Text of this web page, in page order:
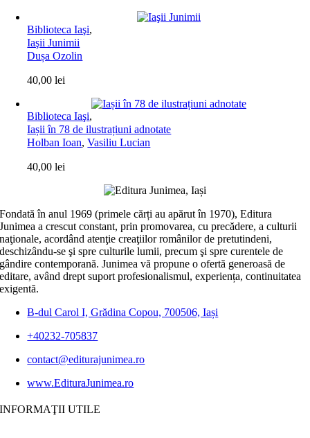
Biblioteca Iaşi,
Iaşii Junimii
Dușa Ozolin
40,00lei
Biblioteca Iaşi,
Iașii în 78 de ilustrațiuni adnotate
Holban Ioan,Vasiliu Lucian
40,00lei
Fondată în anul 1969 (primele cărți au apărut în 1970), Editura
Junimea a crescut constant, prin promovarea, cu precădere, a culturii
naţionale, acordând atenţie creaţiilor românilor de pretutindeni,
deschizându-se şi spre culturile lumii, precum şi spre curentele de
gândire contemporană. Junimea vă propune o ofertă generoasă de
editare, având drept suport profesionalismul, experiența, continuitatea
exigentă.
B-dul Carol I, Grădina Copou, 700506, Iași
+40232-705837
contact@editurajunimea.ro
www.EdituraJunimea.ro
INFORMAŢII UTILE